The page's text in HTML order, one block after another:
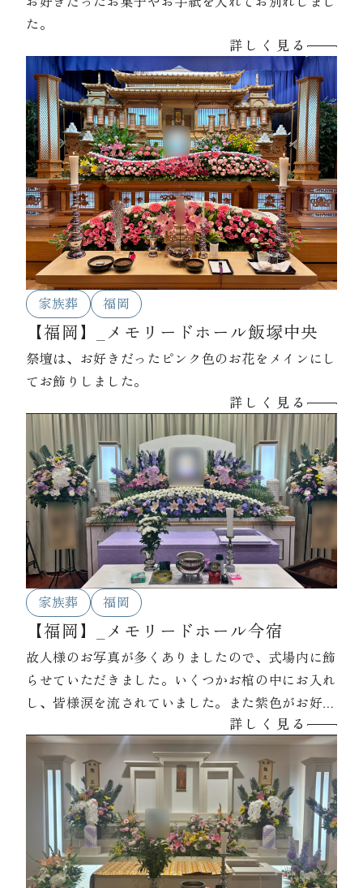
た。
詳しく見る
家族葬 福岡
【福岡】_メモリードホール飯塚中央
祭壇は、お好きだったピンク色のお花をメインにし
てお飾りしました。
詳しく見る
家族葬 福岡
【福岡】_メモリードホール今宿
故人様のお写真が多くありましたので、式場内に飾
らせていただきました。いくつかお棺の中にお入れ
し、皆様涙を流されていました。また紫色がお好き
だったとの事で、祭壇やご遺影写真など全てを紫色
で統一しました。
詳しく見る